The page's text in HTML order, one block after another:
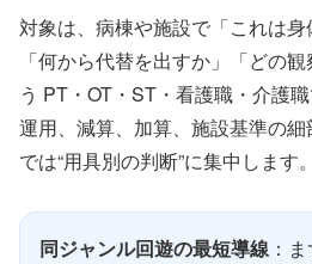
対象は、病棟や施設で「これは身
「何から代替を出すか」「どの
う PT・OT・ST・看護職・介護
運用、減算、加算、施設基準の
では“用具別の判断”に集中します。
同ジャンル回遊の最短導線 ：